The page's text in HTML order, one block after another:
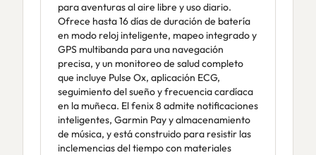
para aventuras al aire libre y uso diario.
Ofrece hasta 16 días de duración de batería
en modo reloj inteligente, mapeo integrado y
GPS multibanda para una navegación
precisa, y un monitoreo de salud completo
que incluye Pulse Ox, aplicación ECG,
seguimiento del sueño y frecuencia cardíaca
en la muñeca. El fenix 8 admite notificaciones
inteligentes, Garmin Pay y almacenamiento
de música, y está construido para resistir las
inclemencias del tiempo con materiales